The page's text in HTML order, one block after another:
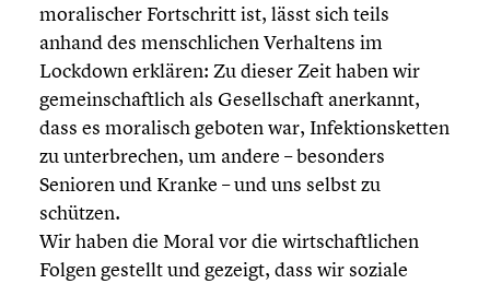
morali­scher Fortschritt ist, lässt sich teils
anhand des mensch­li­chen Verhal­tens im
Lockdown erklären: Zu dieser Zeit haben wir
gemein­schaft­lich als Gesell­schaft anerkannt,
dass es moralisch geboten war, Infek­ti­ons­ket­ten
zu unter­bre­chen, um andere – besonders
Senioren und Kranke – und uns selbst zu
schützen.
Wir haben die Moral vor die wirtschaft­li­chen
Folgen gestellt und gezeigt, dass wir soziale